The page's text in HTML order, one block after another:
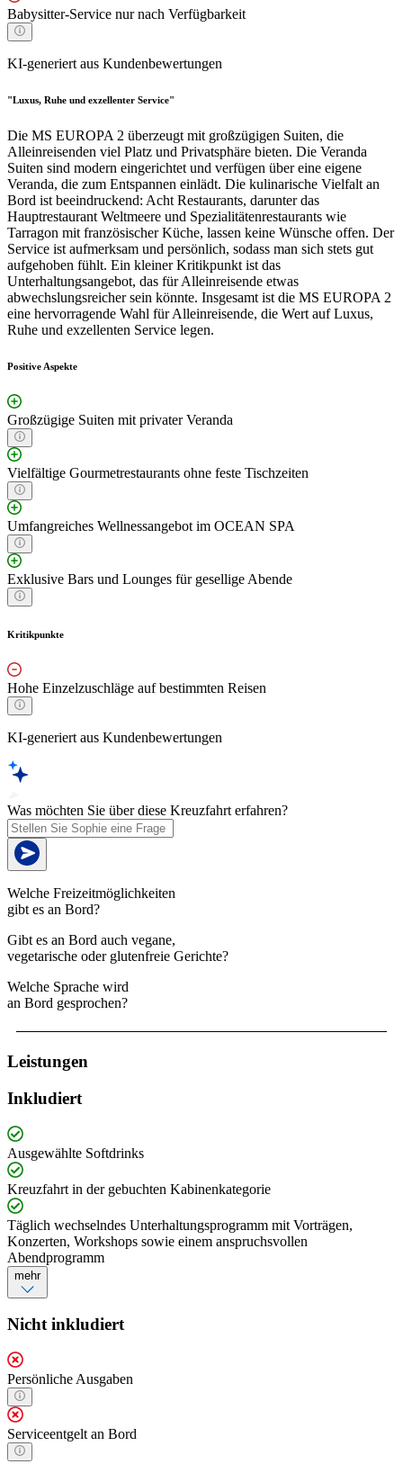
Babysitter-Service nur nach Verfügbarkeit
KI-generiert aus Kundenbewertungen
"Luxus, Ruhe und exzellenter Service"
Die MS EUROPA 2 überzeugt mit großzügigen Suiten, die
Alleinreisenden viel Platz und Privatsphäre bieten. Die Veranda
Suiten sind modern eingerichtet und verfügen über eine eigene
Veranda, die zum Entspannen einlädt. Die kulinarische Vielfalt an
Bord ist beeindruckend: Acht Restaurants, darunter das
Hauptrestaurant Weltmeere und Spezialitätenrestaurants wie
Tarragon mit französischer Küche, lassen keine Wünsche offen. Der
Service ist aufmerksam und persönlich, sodass man sich stets gut
aufgehoben fühlt. Ein kleiner Kritikpunkt ist das
Unterhaltungsangebot, das für Alleinreisende etwas
abwechslungsreicher sein könnte. Insgesamt ist die MS EUROPA 2
eine hervorragende Wahl für Alleinreisende, die Wert auf Luxus,
Ruhe und exzellenten Service legen.
Positive Aspekte
Großzügige Suiten mit privater Veranda
Vielfältige Gourmetrestaurants ohne feste Tischzeiten
Umfangreiches Wellnessangebot im OCEAN SPA
Exklusive Bars und Lounges für gesellige Abende
Kritikpunkte
Hohe Einzelzuschläge auf bestimmten Reisen
KI-generiert aus Kundenbewertungen
Was möchten Sie über diese Kreuzfahrt erfahren?
Welche Freizeitmöglichkeiten
gibt es an Bord?
Gibt es an Bord auch vegane,
vegetarische oder glutenfreie Gerichte?
Welche Sprache wird
an Bord gesprochen?
Leistungen
Inkludiert
Ausgewählte Softdrinks
Kreuzfahrt in der gebuchten Kabinenkategorie
Täglich wechselndes Unterhaltungsprogramm mit Vorträgen,
Konzerten, Workshops sowie einem anspruchsvollen
Abendprogramm
mehr
Nicht inkludiert
Persönliche Ausgaben
Serviceentgelt an Bord